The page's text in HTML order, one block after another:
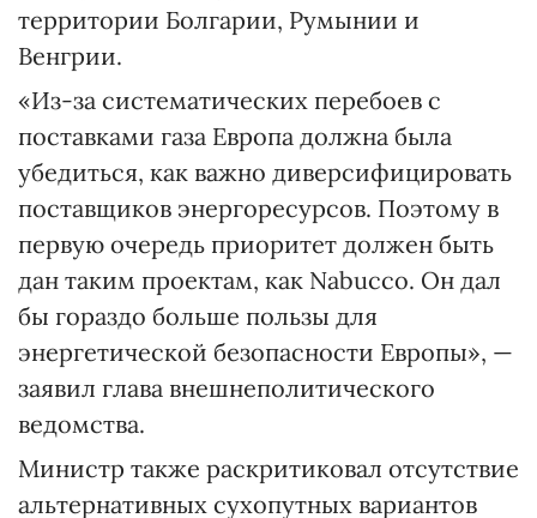
территории Болгарии, Румынии и
Венгрии.
«Из-за систематических перебоев с
поставками газа Европа должна была
убедиться, как важно диверсифицировать
поставщиков энергоресурсов. Поэтому в
первую очередь приоритет должен быть
дан таким проектам, как Nabucco. Он дал
бы гораздо больше пользы для
энергетической безопасности Европы», —
заявил глава внешнеполитического
ведомства.
Министр также раскритиковал отсутствие
альтернативных сухопутных вариантов